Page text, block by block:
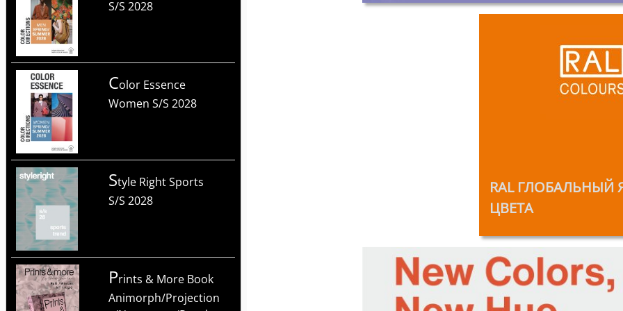
S/S 2028
Color Essence
Women S/S 2028
Style Right Sports
S/S 2028
Prints & More Book
Animorph/Projection
RAL ГЛОБАЛЬНЫЙ
ЦВЕТА